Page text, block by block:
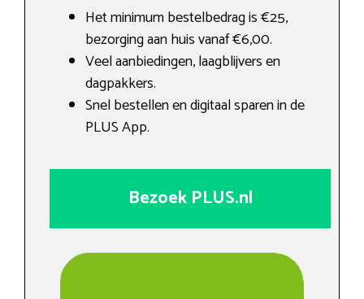
Het minimum bestelbedrag is €25,
bezorging aan huis vanaf €6,00.
Veel aanbiedingen, laagblijvers en
dagpakkers.
Snel bestellen en digitaal sparen in de
PLUS App.
Bezoek PLUS.nl